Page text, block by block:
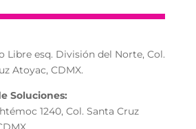
Libre esq. División del Norte, Col.
Atoyac, CDMX.
Soluciones:
1240, Col. Santa Cruz